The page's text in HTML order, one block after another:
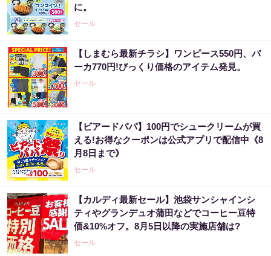
に。
セール
【しまむら最新チラシ】ワンピース550円、パ
ーカ770円!びっくり価格のアイテム発見。
セール
【ビアードパパ】100円でシュークリームが買
える!お得なクーポンは公式アプリで配信中《8
月8日まで》
セール
【カルディ最新セール】池袋サンシャインシ
ティやグランデュオ蒲田などでコーヒー豆特
価&10%オフ。8月5日以降の実施店舗は?
セール